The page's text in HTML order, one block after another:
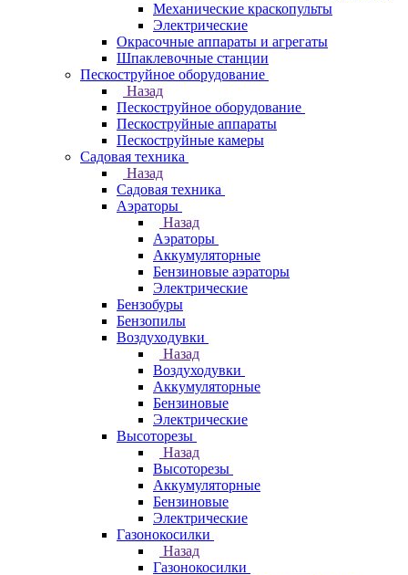
Механические краскопульты
Электрические
Окрасочные аппараты и агрегаты
Шпаклевочные станции
Пескоструйное оборудование
Назад
Пескоструйное оборудование
Пескоструйные аппараты
Пескоструйные камеры
Садовая техника
Назад
Садовая техника
Аэраторы
Назад
Аэраторы
Аккумуляторные
Бензиновые аэраторы
Электрические
Бензобуры
Бензопилы
Воздуходувки
Назад
Воздуходувки
Аккумуляторные
Бензиновые
Электрические
Высоторезы
Назад
Высоторезы
Аккумуляторные
Бензиновые
Электрические
Газонокосилки
Назад
Газонокосилки